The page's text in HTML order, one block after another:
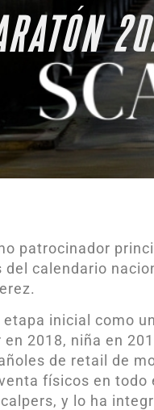
patrocinador
calendario
inicial como
2018, niña en
de retail de
físicos en todo
y lo ha